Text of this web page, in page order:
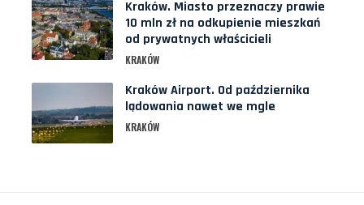
Kraków. Miasto przeznaczy prawie
10 mln zł na odkupienie mieszkań
od prywatnych właścicieli
KRAKÓW
Kraków Airport. Od października
lądowania nawet we mgle
KRAKÓW